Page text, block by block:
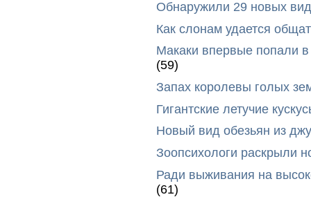
Обнаружили 29 новых
Как слонам удается
Макаки впервые попали
(59)
Запах королевы голых
Гигантские летучие
Новый вид обезьян из
Зоопсихологи раскрыли
Ради выживания на
(61)